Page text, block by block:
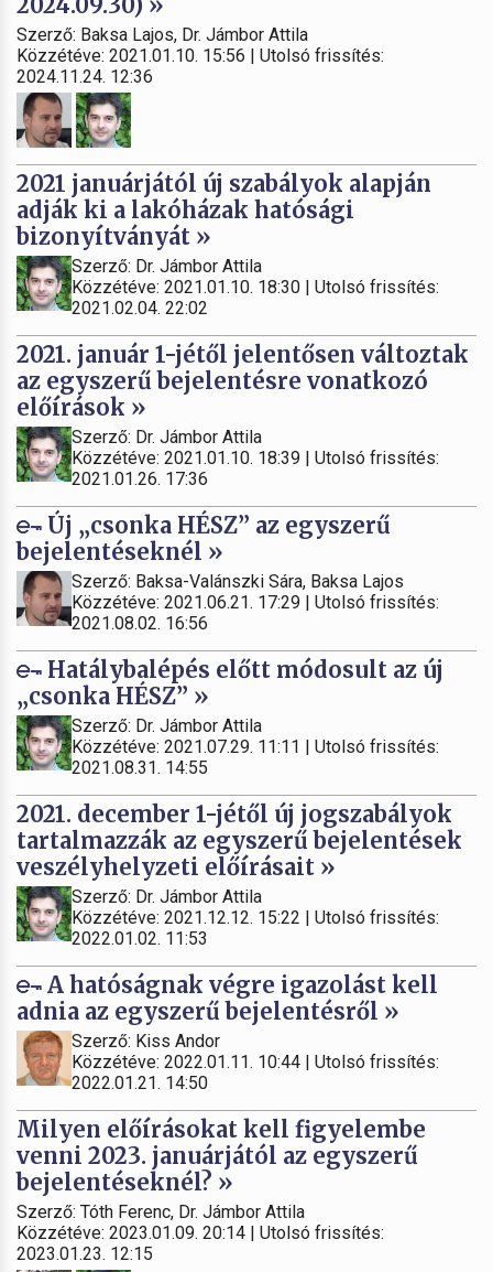
Szerző: Baksa Lajos, Dr. Jámbor Attila
Közzétéve: 2021.01.10. 15:56 | Utolsó frissítés:
2024.11.24. 12:36
2021 januárjától új szabályok alapján
adják ki a lakóházak hatósági
bizonyítványát »
Szerző: Dr. Jámbor Attila
Közzétéve: 2021.01.10. 18:30 | Utolsó frissítés:
2021.02.04. 22:02
2021. január 1-jétől jelentősen változtak
az egyszerű bejelentésre vonatkozó
előírások »
Szerző: Dr. Jámbor Attila
Közzétéve: 2021.01.10. 18:39 | Utolsó frissítés:
2021.01.26. 17:36
Új „csonka HÉSZ” az egyszerű
bejelentéseknél »
Szerző: Baksa-Valánszki Sára, Baksa Lajos
Közzétéve: 2021.06.21. 17:29 | Utolsó frissítés:
2021.08.02. 16:56
Hatálybalépés előtt módosult az új
„csonka HÉSZ” »
Szerző: Dr. Jámbor Attila
Közzétéve: 2021.07.29. 11:11 | Utolsó frissítés:
2021.08.31. 14:55
2021. december 1-jétől új jogszabályok
tartalmazzák az egyszerű bejelentések
veszélyhelyzeti előírásait »
Szerző: Dr. Jámbor Attila
Közzétéve: 2021.12.12. 15:22 | Utolsó frissítés:
2022.01.02. 11:53
A hatóságnak végre igazolást kell
adnia az egyszerű bejelentésről »
Szerző: Kiss Andor
Közzétéve: 2022.01.11. 10:44 | Utolsó frissítés:
2022.01.21. 14:50
Milyen előírásokat kell figyelembe
venni 2023. januárjától az egyszerű
bejelentéseknél? »
Szerző: Tóth Ferenc, Dr. Jámbor Attila
Közzétéve: 2023.01.09. 20:14 | Utolsó frissítés:
2023.01.23. 12:15